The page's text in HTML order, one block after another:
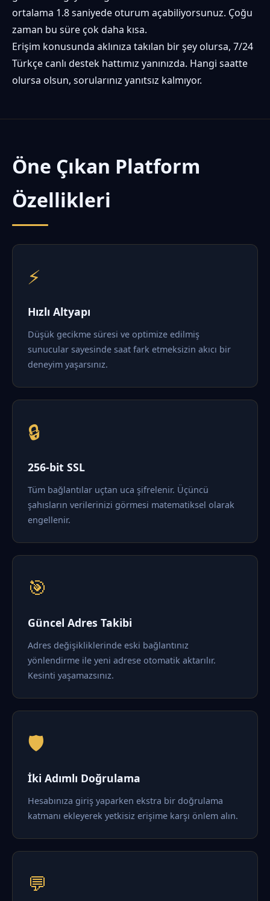
ortalama 1.8 saniyede oturum açabiliyorsunuz. Çoğu
zaman bu süre çok daha kısa.
Erişim konusunda aklınıza takılan bir şey olursa, 7/24
Türkçe canlı destek hattımız yanınızda. Hangi saatte
olursa olsun, sorularınız yanıtsız kalmıyor.
Öne Çıkan Platform
Özellikleri
⚡
Hızlı Altyapı
Düşük gecikme süresi ve optimize edilmiş
sunucular sayesinde saat fark etmeksizin akıcı bir
deneyim yaşarsınız.
🔒
256-bit SSL
Tüm bağlantılar uçtan uca şifrelenir. Üçüncü
şahısların verilerinizi görmesi matematiksel olarak
engellenir.
🎯
Güncel Adres Takibi
Adres değişikliklerinde eski bağlantınız
yönlendirme ile yeni adrese otomatik aktarılır.
Kesinti yaşamazsınız.
🛡️
İki Adımlı Doğrulama
Hesabınıza giriş yaparken ekstra bir doğrulama
katmanı ekleyerek yetkisiz erişime karşı önlem alın.
💬